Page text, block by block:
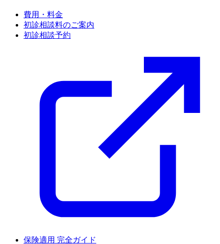
費用・料金
初診相談料のご案内
初診相談予約
保険適用 完全ガイド